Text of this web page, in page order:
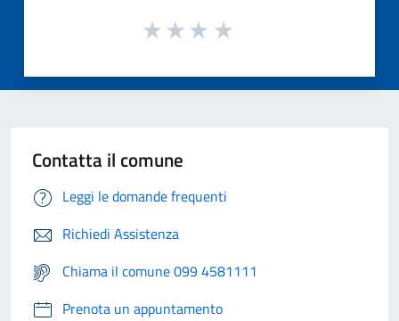
Contatta il comune
Leggi le domande frequenti
Richiedi Assistenza
Chiama il comune 099 4581111
Prenota un appuntamento